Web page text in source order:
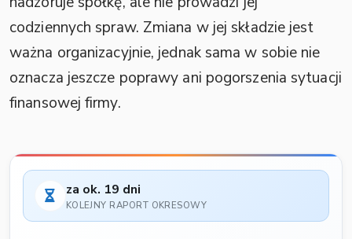
codziennych spraw. Zmiana w jej składzie jest
ważna organizacyjnie, jednak sama w sobie nie
oznacza jeszcze poprawy ani pogorszenia sytuacji
finansowej firmy.
za ok. 19 dni
KOLEJNY RAPORT OKRESOWY